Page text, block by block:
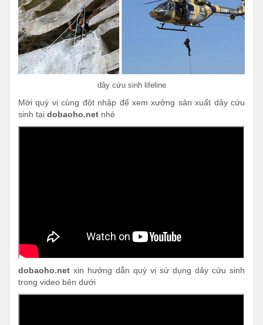
dây cứu sinh lifeline
Mời quý vị cùng đột nhập để xem xưởng sản xuất dây cứu
sinh tại dobaoho.net nhé
dobaoho.net xin hướng dẫn quý vị sử dụng dây cứu sinh
trong video bên dưới